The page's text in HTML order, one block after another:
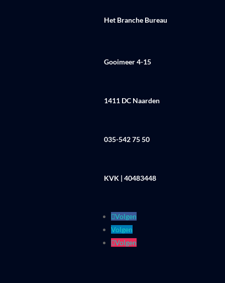
Het Branche Bureau
Gooimeer 4-15
1411 DC Naarden
035-542 75 50
KVK | 40483448
Volgen
Volgen
Volgen